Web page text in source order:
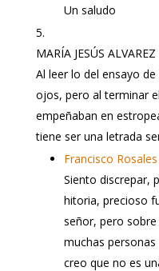
Un saludo
MARÍA JESÚS ALVAREZ
Al leer lo del ensayo
ojos, pero al terminar
empeñaban en
tiene ser una letrada
Francisco Rosales
Siento discrepar,
hitoria, precioso
señor, pero
muchas
creo que no es